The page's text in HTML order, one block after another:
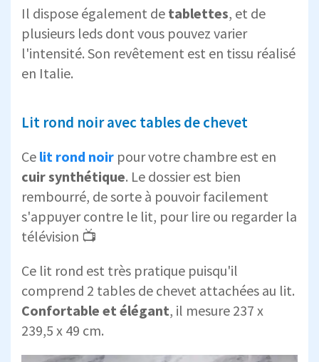
Il dispose également de tablettes, et de
plusieurs leds dont vous pouvez varier
l'intensité. Son revêtement est en tissu réalisé
en Italie.
Lit rond noir avec tables de chevet
Ce lit rond noir pour votre chambre est en
cuir synthétique. Le dossier est bien
rembourré, de sorte à pouvoir facilement
s'appuyer contre le lit, pour lire ou regarder la
télévision 📺
Ce lit rond est très pratique puisqu'il
comprend 2 tables de chevet attachées au lit.
Confortable et élégant, il mesure 237 x
239,5 x 49 cm.